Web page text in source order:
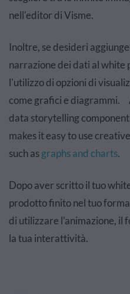
nell'editor di Visme.
Inoltre, se desideri
narrazione dei dati al white
l'utilizzo di opzioni di
come grafici e diagrammi.
data storytelling
makes it easy to use
such asgraphs and charts.
Dopo aver scritto il tuo
prodotto finito nel tuo
di utilizzare l'animazione, il
la tua interattività.